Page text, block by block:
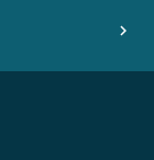
chevron_right